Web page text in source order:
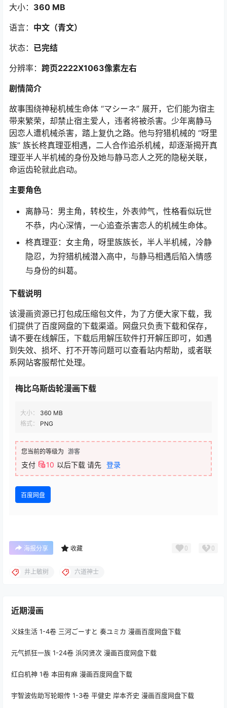
大小： 360 MB
语言： 中文（青文）
状态： 已完结
分辨率： 跨页2222X1063像素左右
剧情简介
故事围绕神秘机械生命体 “マシーネ” 展开，它们能为宿主
带来繁荣，却禁止宿主爱人，违者将被杀害。少年离静马
因恋人遭机械杀害，踏上复仇之路。他与狩猎机械的 “呀里
族” 族长柊真理亚相遇，二人合作追杀机械，却逐渐揭开真
理亚半人半机械的身份及她与静马恋人之死的隐秘关联，
命运齿轮就此启动。
主要角色
离静马：男主角，转校生，外表帅气，性格看似玩世
不恭，内心深情，一心追查杀害恋人的机械生命体。
柊真理亚：女主角，呀里族族长，半人半机械，冷静
隐忍，为狩猎机械潜入高中，与静马相遇后陷入情感
与身份的纠葛。
下载说明
该漫画资源已打包成压缩包文件，为了方便大家下载，我
们提供了百度网盘的下载渠道。网盘只负责下载和保存，
请不要在线解压，下载后用解压软件打开解压即可，如遇
到失效、损坏、打不开等问题可以查看站内帮助，或者联
系网站客服帮忙处理。
梅比乌斯齿轮漫画下载
大小：
360 MB
格式：
PNG
您当前的等级为 游客
支付 10 以后下载 请先 登录
百度网盘
海报分享 收藏 0 0
井上敏树 六道神士
近期漫画
义妹生活 1-4卷 三河ごーすと 奏ユミカ 漫画百度网盘下载
元气抓狂一族 1-24卷 浜冈贤次 漫画百度网盘下载
红白机神 1卷 本田有麻 漫画百度网盘下载
宇智波佐助写轮眼传 1-3卷 平健史 岸本齐史 漫画百度网盘下载